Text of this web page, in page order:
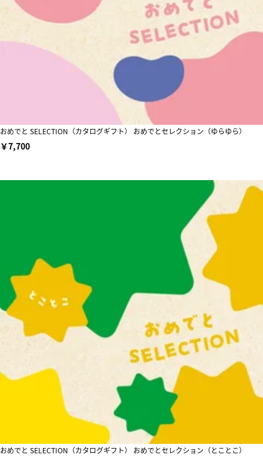
おめでと SELECTION（カタログギフト） おめでとセレクション（ゆらゆら）
￥7,700
おめでと SELECTION（カタログギフト） おめでとセレクション（とことこ）